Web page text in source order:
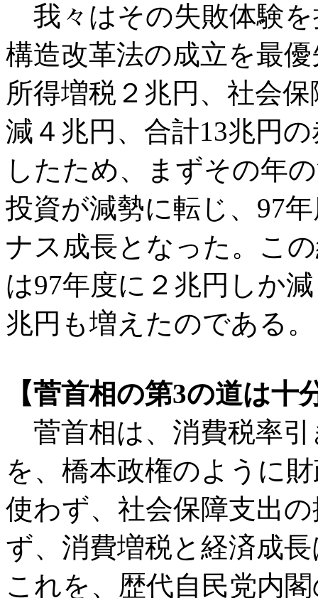
我々はその失敗体験
構造改革法の成立を最
所得増税２兆円、社会
減４兆円、合計13兆円
したため、まずその年
投資が減勢に転じ、97
ナス成長となった。こ
は97年度に２兆円しか
兆円も増えたのである。
【菅首相の第3の道は
菅首相は、消費税率
を、橋本政権のように
使わず、社会保障支出
ず、消費増税と経済成
これを、歴代自民党内